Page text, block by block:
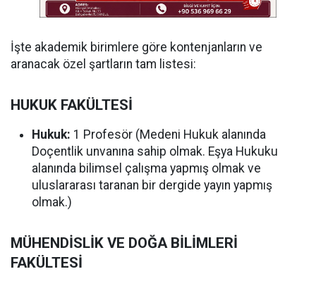
İşte akademik birimlere göre kontenjanların ve
aranacak özel şartların tam listesi:
HUKUK FAKÜLTESİ
Hukuk: 1 Profesör (Medeni Hukuk alanında
Doçentlik unvanına sahip olmak. Eşya Hukuku
alanında bilimsel çalışma yapmış olmak ve
uluslararası taranan bir dergide yayın yapmış
olmak.)
MÜHENDİSLİK VE DOĞA BİLİMLERİ
FAKÜLTESİ